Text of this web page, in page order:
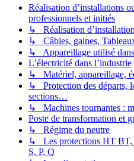
Réalisation d’installations
professionnels et initiés
↳ Réalisation
↳ Câbles, gaines,
↳ Appareillage utilisé
L’électricité dans l’industrie
↳ Matériel, appareillage,
↳ Protection des départs,
sections…
↳ Machines tournantes :
Poste de transformation et
↳ Régime du neutre
↳ Les protections HT BT,
S, P, Q